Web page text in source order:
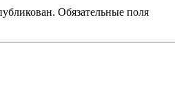
Обязательные поля